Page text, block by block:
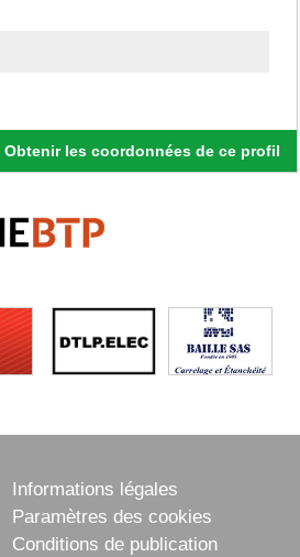
Obtenir les coordonnées de ce profil
Informations légales
Paramètres des cookies
Conditions de publication